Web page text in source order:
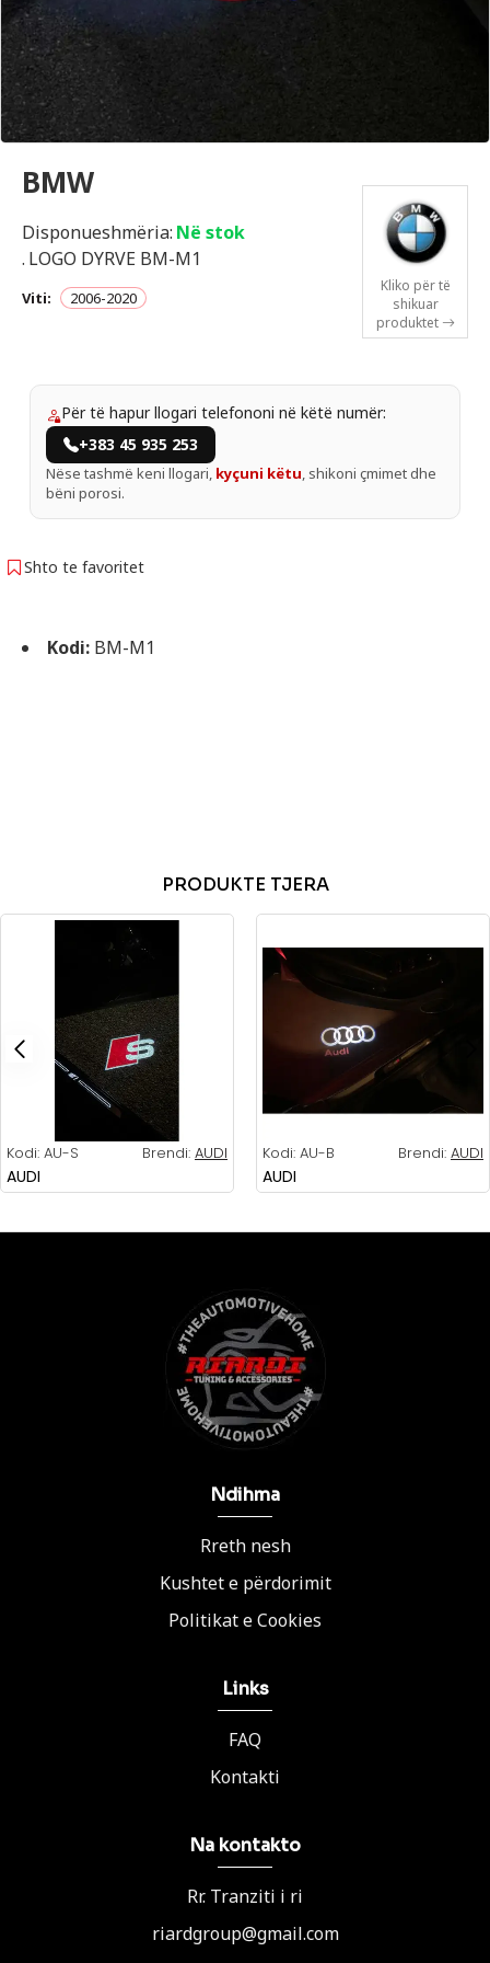
BMW
Disponueshmëria: Në stok
. LOGO DYRVE BM-M1
Viti: 2006-2020
Kliko për të
shikuar
produktet
Për të hapur llogari telefononi në këtë numër:
+383 45 935 253
Nëse tashmë keni llogari, kyçuni këtu, shikoni çmimet dhe
bëni porosi.
Shto te favoritet
Kodi: BM-M1
PRODUKTE TJERA
Kodi: AU-S Brendi: AUDI
AUDI
Kodi: AU-B Brendi: AUDI
AUDI
Ndihma
Rreth nesh
Kushtet e përdorimit
Politikat e Cookies
Links
FAQ
Kontakti
Na kontakto
Rr. Tranziti i ri
riardgroup@gmail.com